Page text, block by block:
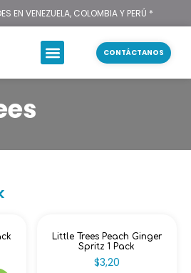
EN VENEZUELA, COLOMBIA Y PERÚ *
CONTÁCTANOS
Little Trees Peach Ginger
Spritz 1 Pack
$3,20